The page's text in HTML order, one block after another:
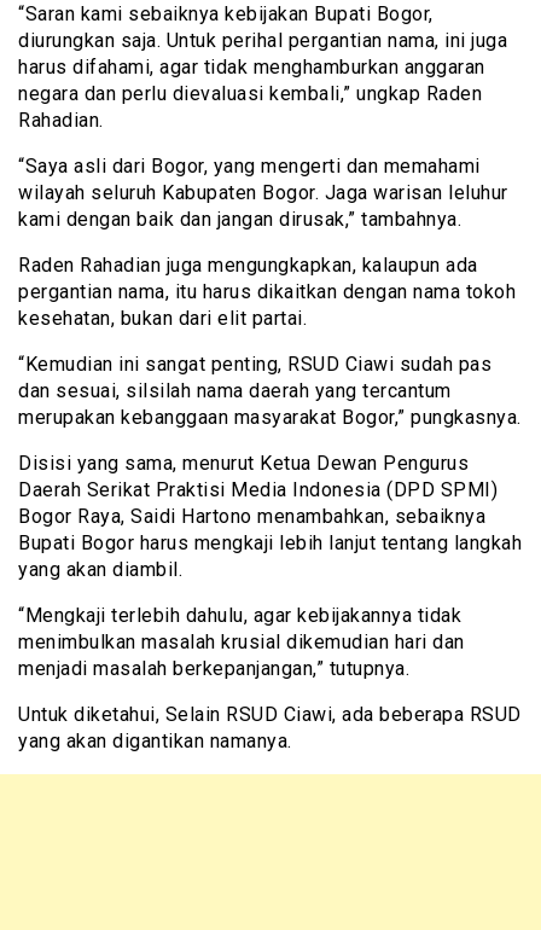
“Saran kami sebaiknya kebijakan Bupati Bogor,
diurungkan saja. Untuk perihal pergantian nama, ini juga
harus difahami, agar tidak menghamburkan anggaran
negara dan perlu dievaluasi kembali,” ungkap Raden
Rahadian.
“Saya asli dari Bogor, yang mengerti dan memahami
wilayah seluruh Kabupaten Bogor. Jaga warisan leluhur
kami dengan baik dan jangan dirusak,” tambahnya.
Raden Rahadian juga mengungkapkan, kalaupun ada
pergantian nama, itu harus dikaitkan dengan nama tokoh
kesehatan, bukan dari elit partai.
“Kemudian ini sangat penting, RSUD Ciawi sudah pas
dan sesuai, silsilah nama daerah yang tercantum
merupakan kebanggaan masyarakat Bogor,” pungkasnya.
Disisi yang sama, menurut Ketua Dewan Pengurus
Daerah Serikat Praktisi Media Indonesia (DPD SPMI)
Bogor Raya, Saidi Hartono menambahkan, sebaiknya
Bupati Bogor harus mengkaji lebih lanjut tentang langkah
yang akan diambil.
“Mengkaji terlebih dahulu, agar kebijakannya tidak
menimbulkan masalah krusial dikemudian hari dan
menjadi masalah berkepanjangan,” tutupnya.
Untuk diketahui, Selain RSUD Ciawi, ada beberapa RSUD
yang akan digantikan namanya.